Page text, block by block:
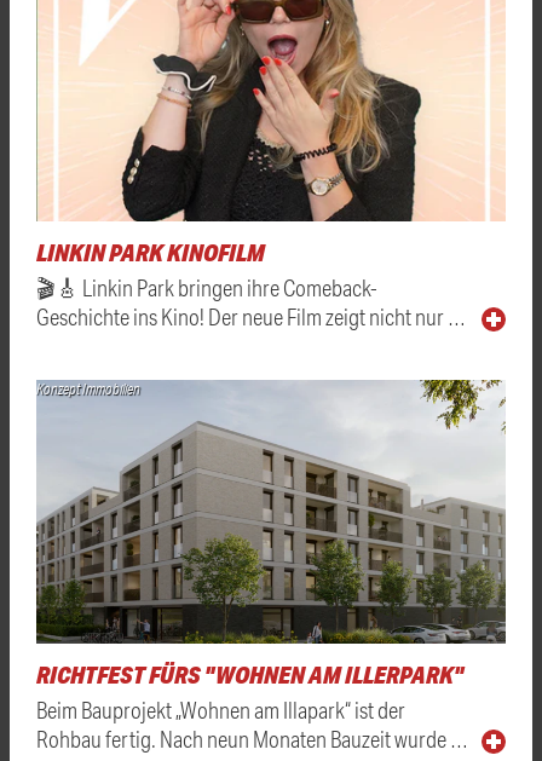
LINKIN PARK KINOFILM
🎬🎸 Linkin Park bringen ihre Comeback-
Geschichte ins Kino! Der neue Film zeigt nicht nur …
Konzept Immobilien
RICHTFEST FÜRS "WOHNEN AM ILLERPARK"
Beim Bauprojekt „Wohnen am Illapark“ ist der
Rohbau fertig. Nach neun Monaten Bauzeit wurde …